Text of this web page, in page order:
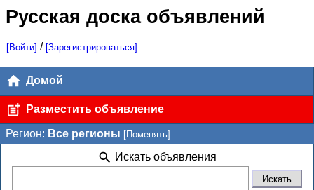
Русская доска объявлений
[Войти] / [Зарегистрироваться]
Домой
Разместить объявление
Регион: Все регионы [Поменять]
Искать объявления